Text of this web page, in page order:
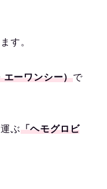
す。
ーワンシー）で
ぶ「ヘモグロビ